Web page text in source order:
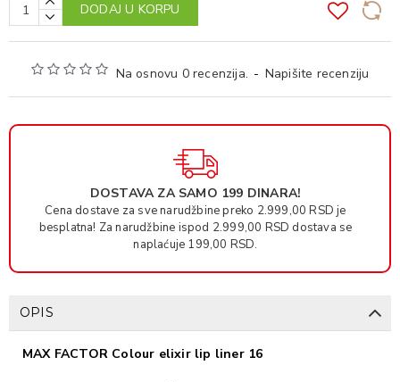
Na osnovu 0 recenzija. - Napišite recenziju
DODAJ U KORPU
DOSTAVA ZA SAMO 199 DINARA!
Cena dostave za sve narudžbine preko 2.999,00 RSD je
besplatna! Za narudžbine ispod 2.999,00 RSD dostava se
naplaćuje 199,00 RSD.
OPIS
MAX FACTOR Colour elixir lip liner 16